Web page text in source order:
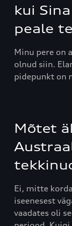
kui
peale
Minu pere on
olnud siin.
pidepunkt on
Mõtet
Ei, mitte
iseenesest
vaadates oli